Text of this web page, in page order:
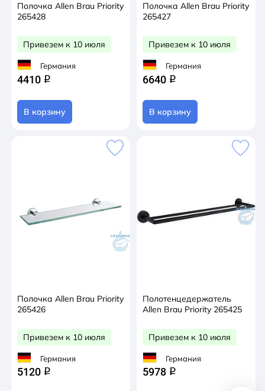
Полочка Allen Brau Priority
265428
Привезем к 10 июля
Германия
4410 q
В корзину
Полочка Allen Brau Priority
265427
Привезем к 10 июля
Германия
6640 q
В корзину
Полочка Allen Brau Priority
265426
Привезем к 10 июля
Германия
5120 q
Полотенцедержатель
Allen Brau Priority 265425
Привезем к 10 июля
Германия
5978 q